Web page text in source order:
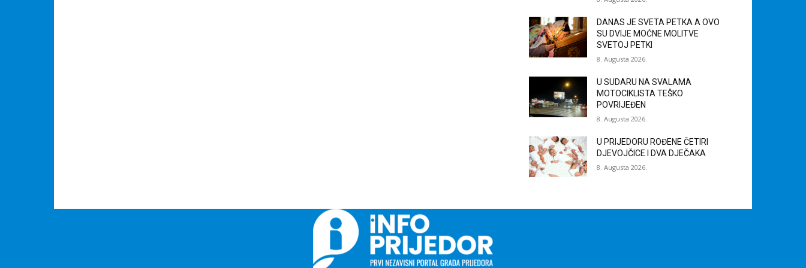
DANAS JE SVETA PETKA A OVO
SU DVIJE MOĆNE MOLITVE
SVETOJ PETKI
8. Augusta 2026.
U SUDARU NA SVALAMA
MOTOCIKLISTA TEŠKO
POVRIJEĐEN
8. Augusta 2026.
U PRIJEDORU ROĐENE ČETIRI
DJEVOJČICE I DVA DJEČAKA
8. Augusta 2026.